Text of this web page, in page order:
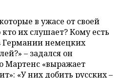
в ужасе от своей
их слушает? Кому есть
Германии немецких
– задался он
Мартенс «выражает
«У них добить русских –